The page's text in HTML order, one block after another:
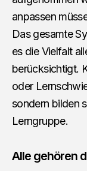
anpassen
Das gesamte
es die Vielfalt
berücksichtigt.
oder
sondern bilden
Lerngruppe.
Alle gehören